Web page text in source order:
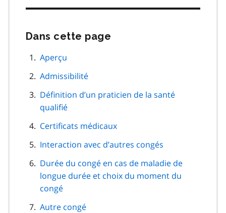
Dans cette page
Aperçu
Admissibilité
Définition d’un praticien de la santé
qualifié
Certificats médicaux
Interaction avec d’autres congés
Durée du congé en cas de maladie de
longue durée et choix du moment du
congé
Autre congé